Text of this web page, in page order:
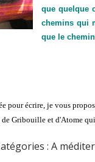
que quelque
chemins qui
que le
pour écrire, je vous
Gribouille et d'Atome qui
:A